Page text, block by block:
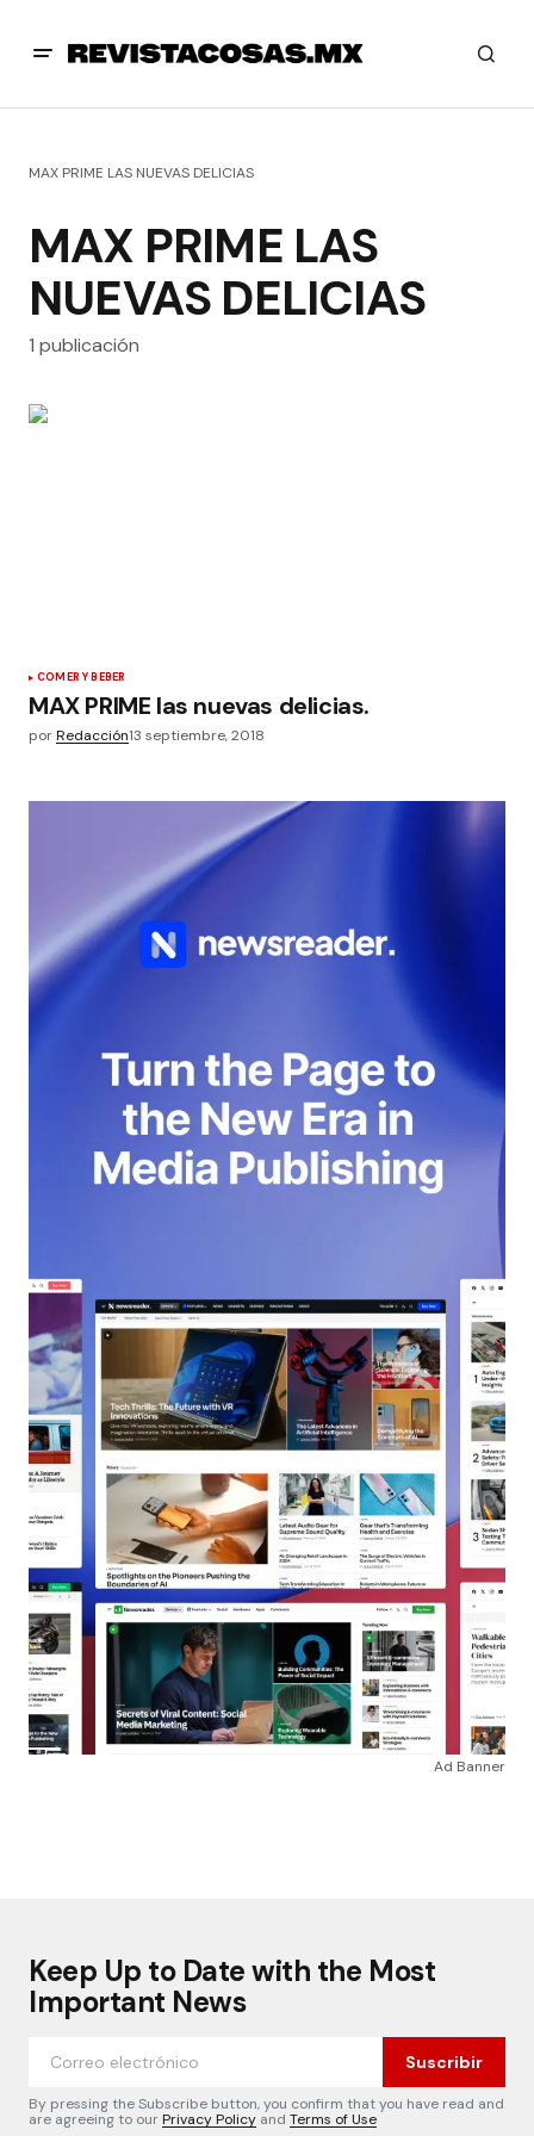
MAX PRIME LAS NUEVAS DELICIAS
MAX PRIME LAS
NUEVAS DELICIAS
1 publicación
COMER Y BEBER
MAX PRIME las nuevas delicias.
porRedacción13 septiembre, 2018
Ad Banner
Keep Up to Date with the Most
Important News
Suscribir
By pressing the Subscribe button, you confirm that you have read and
are agreeing to ourPrivacy Policy and Terms of Use